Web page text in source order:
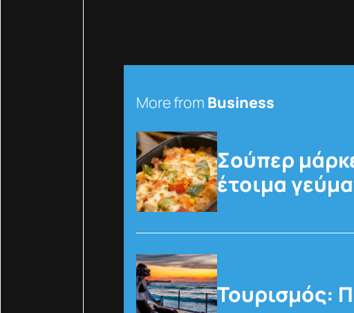
More from Business
Σούπερ
έτοιμα
Τουρισμός: